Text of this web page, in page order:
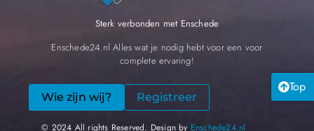
Top
Sterk verbonden met Enschede
Enschede24.nl Alles wat je nodig hebt voor een voor
complete ervaring!
Wie zijn wij? Registreer
© 2024 All rights Reserved. Design by Enschede24.nl